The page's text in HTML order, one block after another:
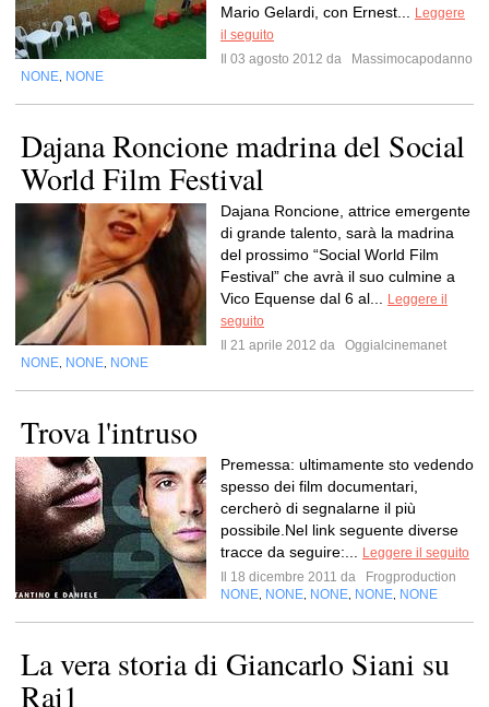
Mario Gelardi, con Ernest...
Leggere
il seguito
Il 03 agosto 2012 da
Massimocapodanno
NONE NONE
Dajana Roncione madrina del Social
World Film Festival
Dajana Roncione, attrice emergente
di grande talento, sarà la madrina
del prossimo “Social World Film
Festival” che avrà il suo culmine a
Vico Equense dal 6 al...
Leggere il
seguito
Il 21 aprile 2012 da
Oggialcinemanet
NONE NONE NONE
Trova l'intruso
Premessa: ultimamente sto vedendo
spesso dei film documentari,
cercherò di segnalarne il più
possibile.Nel link seguente diverse
tracce da seguire:...
Leggere il seguito
Il 18 dicembre 2011 da
Frogproduction
NONE NONE NONE NONE NONE
La vera storia di Giancarlo Siani su
Rai1